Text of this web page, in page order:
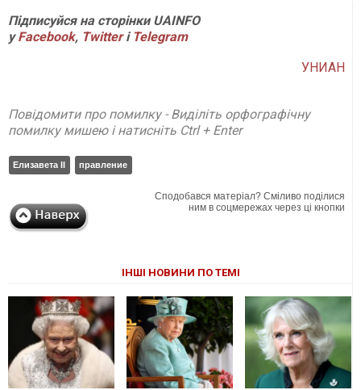
Підписуйся на сторінки UAINFO
уFacebook, Twitterі Telegram
УНИАН
Повідомити про помилку - Виділіть орфографічну
помилку мишею і натисніть Ctrl + Enter
Елизавета II правление
Сподобався матеріал? Сміливо поділися
ним в соцмережах через ці кнопки
ІНШІ НОВИНИ ПО ТЕМІ